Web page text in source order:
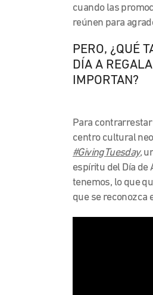
cuando las
reúnen para
PERO, ¿QUÉ
DÍA A
IMPORTAN?
Para
centro cultural
#GivingTuesday,
espíritu del Día de
tenemos, lo que
que se reconozca